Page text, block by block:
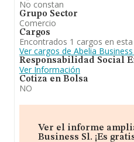
No constan
Grupo Sector
Comercio
Cargos
Encontrados 1 cargos en
Ver cargos de Abelia Business
Responsabilidad Social
Ver Información
Cotiza en Bolsa
NO
Ver el informe
Business Sl. ¡Es